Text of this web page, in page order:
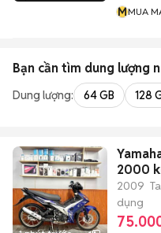
MMUA
Bạn cần tìm dung lượng
Dung lượng: 64 GB 128
2000
2009
dụng